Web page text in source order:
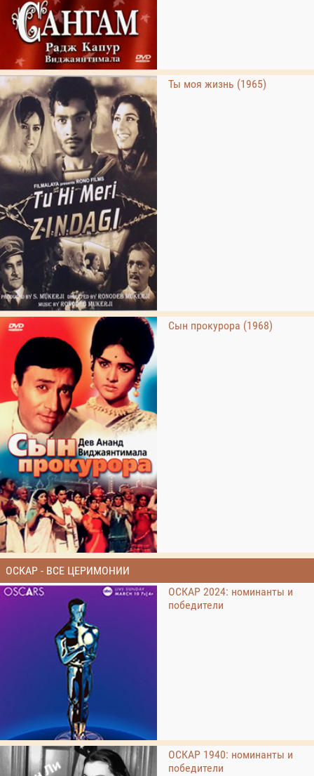
Ты моя жизнь (1965)
Сын прокурора (1968)
ОСКАР - ВСЕ ЦЕРИМОНИИ
ОСКАР 2024: номинанты и
победители
ОСКАР 1940: номинанты и
победители